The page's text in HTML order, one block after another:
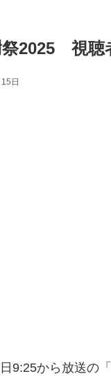
祭2025 視聴
日
9:25から放送の